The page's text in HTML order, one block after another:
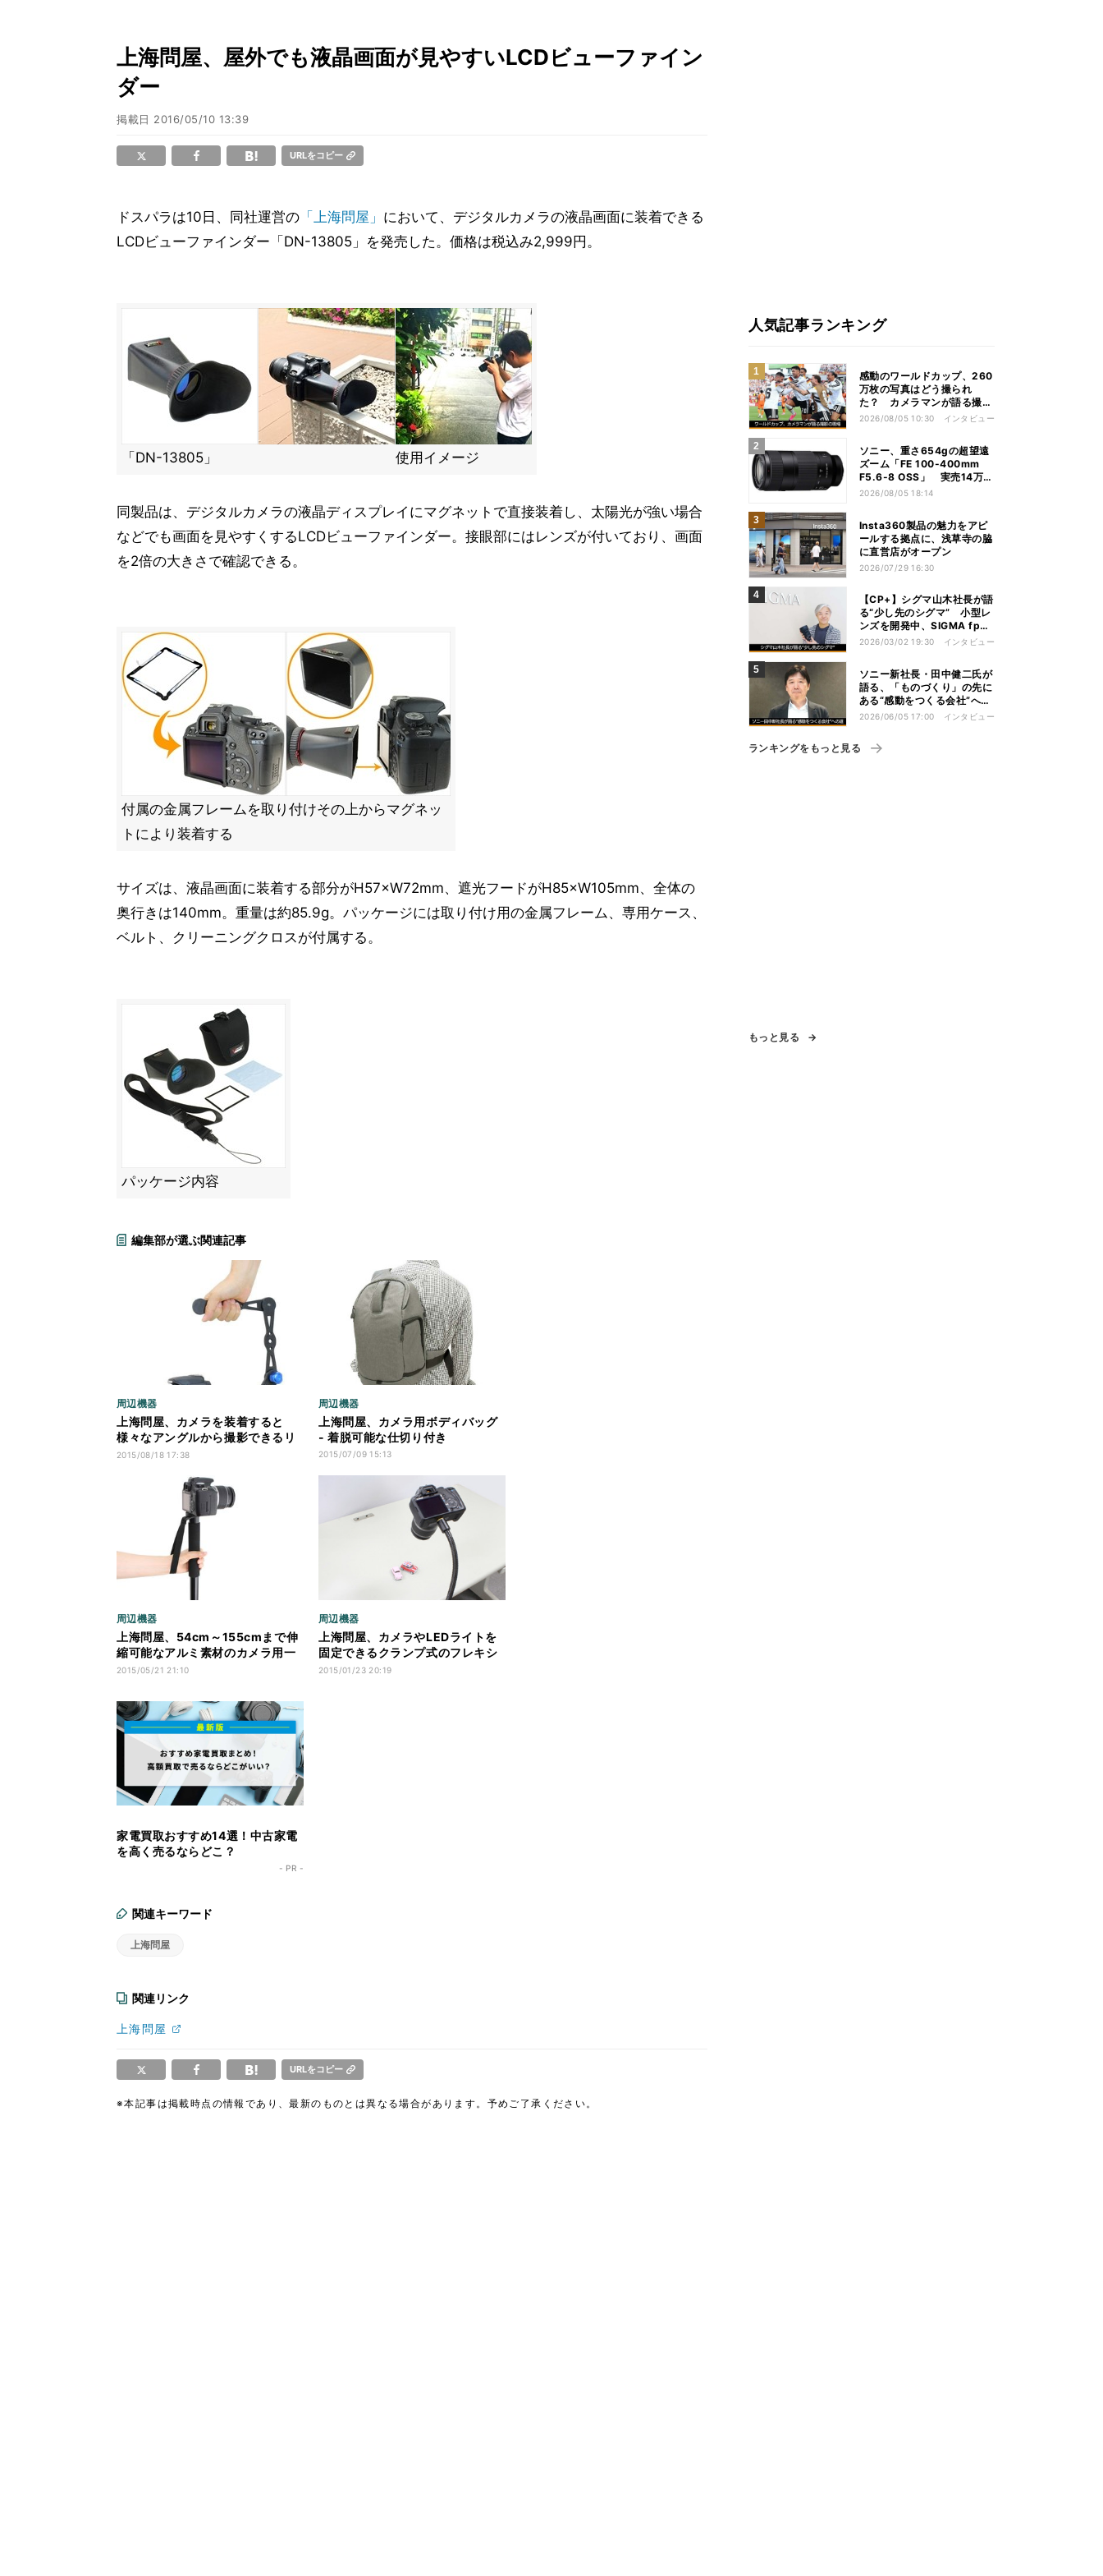
上海問屋、屋外でも液晶画面が見やすいLCDビューファイン
ダー
掲載日 2016/05/10 13:39
URLをコピー
ドスパラは10日、同社運営の 「上海問屋」 において、デジタルカメラの液晶画面に装着できる
LCDビューファインダー「DN-13805」を発売した。価格は税込み2,999円。
「DN-13805」 使用イメージ
同製品は、デジタルカメラの液晶ディスプレイにマグネットで直接装着し、太陽光が強い場合
などでも画面を見やすくするLCDビューファインダー。接眼部にはレンズが付いており、画面
を2倍の大きさで確認できる。
付属の金属フレームを取り付けその上からマグネッ
トにより装着する
サイズは、液晶画面に装着する部分がH57×W72mm、遮光フードがH85×W105mm、全体の
奥行きは140mm。重量は約85.9g。パッケージには取り付け用の金属フレーム、専用ケース、
ベルト、クリーニングクロスが付属する。
パッケージ内容
編集部が選ぶ関連記事
周辺機器
上海問屋、カメラを装着すると
様々なアングルから撮影できるリ
グ
2015/08/18 17:38
周辺機器
上海問屋、カメラ用ボディバッグ
- 着脱可能な仕切り付き
2015/07/09 15:13
周辺機器
上海問屋、54cm～155cmまで伸
縮可能なアルミ素材のカメラ用一
脚
2015/05/21 21:10
周辺機器
上海問屋、カメラやLEDライトを
固定できるクランプ式のフレキシ
ブルアーム
2015/01/23 20:19
家電買取おすすめ14選！中古家電
を高く売るならどこ？
- PR -
関連キーワード
上海問屋
関連リンク
上海問屋
URLをコピー
※本記事は掲載時点の情報であり、最新のものとは異なる場合があります。予めご了承ください。
人気記事ランキング
感動のワールドカップ、260
万枚の写真はどう撮られ
た？ カメラマンが語る撮影
の現場
2026/08/05 10:30 インタビュー
ソニー、重さ654gの超望遠
ズーム「FE 100-400mm
F5.6-8 OSS」 実売14万円
前後
2026/08/05 18:14
Insta360製品の魅力をアピ
ールする拠点に、浅草寺の脇
に直営店がオープン
2026/07/29 16:30
【CP+】シグマ山木社長が語
る“少し先のシグマ” 小型レ
ンズを開発中、SIGMA fpは
継続、フルサイズFoveonは
2026/03/02 19:30 インタビュー
ソニー新社長・田中健二氏が
語る、「ものづくり」の先に
ある“感動をつくる会社”への
道
2026/06/05 17:00 インタビュー
ランキングをもっと見る
もっと見る